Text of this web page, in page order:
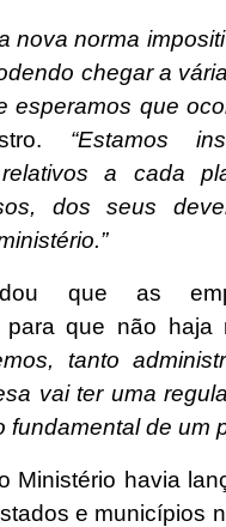
nova norma
chegar a
esperamos que
“Estamos
relativos a cada
dos seus
que as
para que não haja
tanto
vai ter uma
fundamental de um
Ministério havia
e municípios